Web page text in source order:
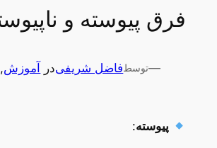
فرق پیوسته و
—توسطفاضل شریفیدر آموزش,
پیوسته: